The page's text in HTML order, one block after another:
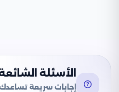
الأسئلة
إجابات سريعة